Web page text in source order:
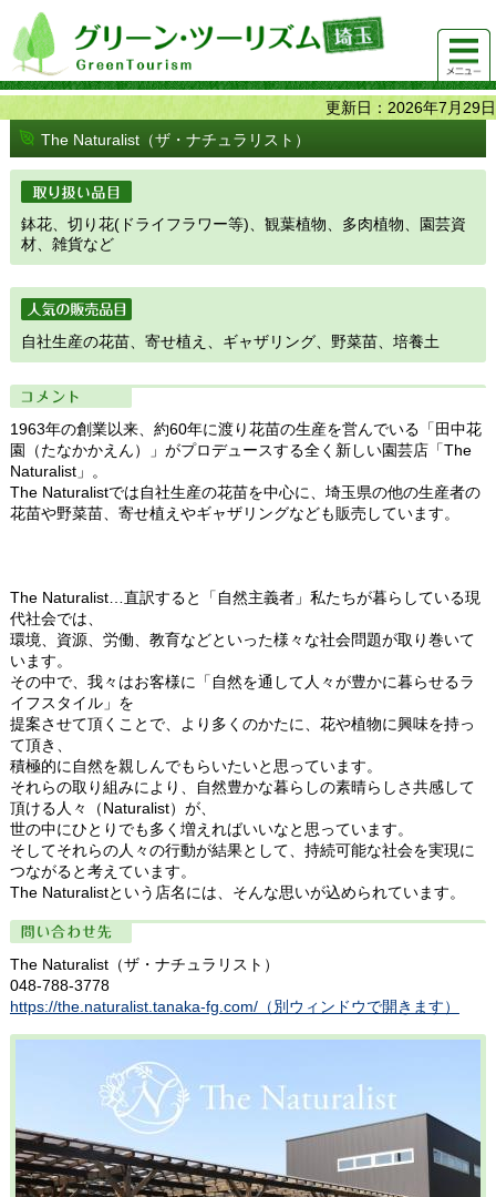
グリーンツーリズム埼玉 緑豊かな農山村で 楽しく！
美味しく！
メニュ
ー
更新日：2026年7月29日
The Naturalist（ザ・ナチュラリスト）
取り扱い品目
鉢花、切り花(ドライフラワー等)、観葉植物、多肉植物、園芸資
材、雑貨など
人気の販売品目
自社生産の花苗、寄せ植え、ギャザリング、野菜苗、培養土
コメント
1963年の創業以来、約60年に渡り花苗の生産を営んでいる「田中花
園（たなかかえん）」がプロデュースする全く新しい園芸店「The
Naturalist」。
The Naturalistでは自社生産の花苗を中心に、埼玉県の他の生産者の
花苗や野菜苗、寄せ植えやギャザリングなども販売しています。
The Naturalist…直訳すると「自然主義者」私たちが暮らしている現
代社会では、
環境、資源、労働、教育などといった様々な社会問題が取り巻いて
います。
その中で、我々はお客様に「自然を通して人々が豊かに暮らせるラ
イフスタイル」を
提案させて頂くことで、より多くのかたに、花や植物に興味を持っ
て頂き、
積極的に自然を親しんでもらいたいと思っています。
それらの取り組みにより、自然豊かな暮らしの素晴らしさ共感して
頂ける人々（Naturalist）が、
世の中にひとりでも多く増えればいいなと思っています。
そしてそれらの人々の行動が結果として、持続可能な社会を実現に
つながると考えています。
The Naturalistという店名には、そんな思いが込められています。
問い合わせ先
The Naturalist（ザ・ナチュラリスト）
048-788-3778
https://the.naturalist.tanaka-fg.com/（別ウィンドウで開きます）